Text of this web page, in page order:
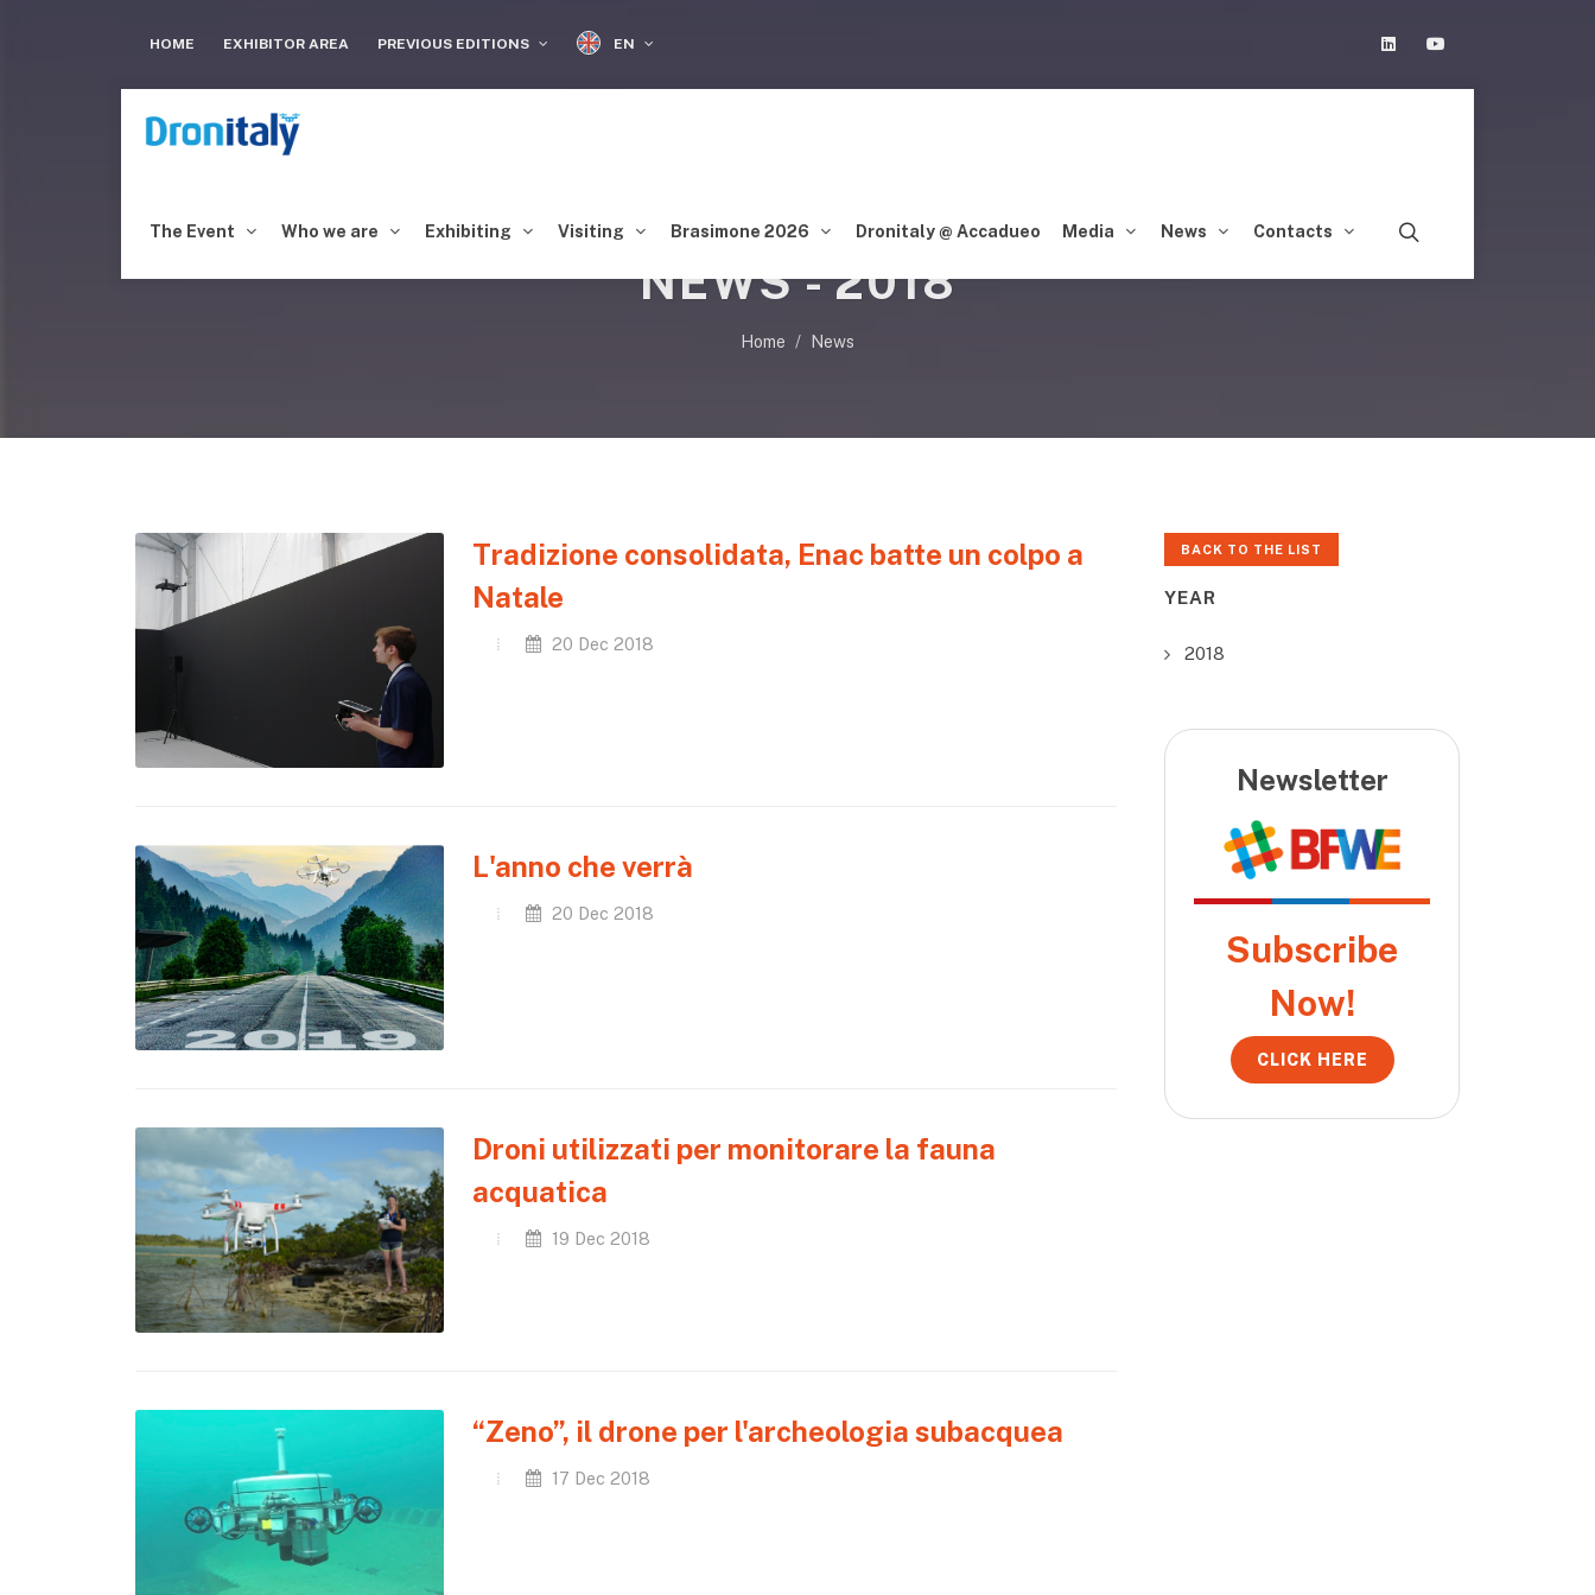
HOME EXHIBITOR AREA PREVIOUS EDITIONS EN Linkedin
The Event Who we are Exhibiting Visiting Brasimone 2026 Dronitaly @ Accadueo Media News Contacts
NEWS - 2018
Home News
Tradizione consolidata, Enac batte un colpo a
Natale
20 Dec 2018
L'anno che verrà
20 Dec 2018
Droni utilizzati per monitorare la fauna
acquatica
19 Dec 2018
“Zeno”, il drone per l'archeologia subacquea
17 Dec 2018
BACK TO THE LIST
YEAR
2018
Newsletter
Subscribe
Now!
CLICK HERE